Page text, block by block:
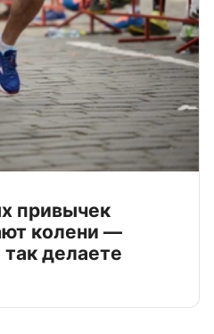
привычек
колени —
делаете